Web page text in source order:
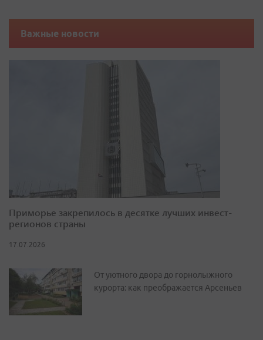
Важные новости
Приморье закрепилось в десятке лучших инвест-
регионов страны
17.07.2026
От уютного двора до горнолыжного
курорта: как преображается Арсеньев